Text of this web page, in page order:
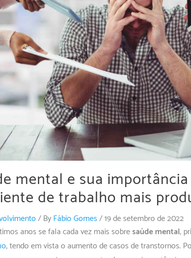
mental e sua
de trabalho mais
/ ByFábio Gomes/19 de setembro de 2022
anos se fala cada vez mais sobresaúde mental,
, tendo em vista o aumento de casos de transtornos.